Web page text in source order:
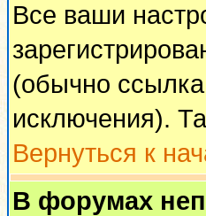
Все ваши
(обычно
исключения).
Вернуться к
В форумах